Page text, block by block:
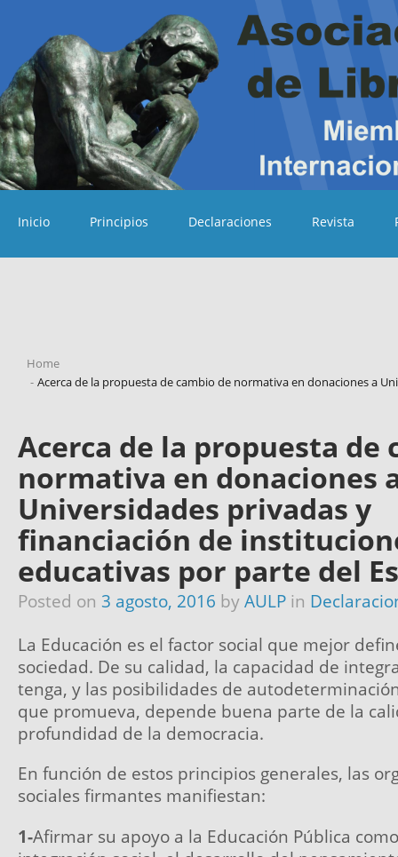
Inicio Principios Declaraciones Revista
Home
- Acerca de la propuesta de cambio de normativa en donaciones a
Acerca de la propuesta de
normativa en donaciones
Universidades privadas y
financiación de
educativas por parte del
Posted on 3 agosto, 2016 byAULP in
La Educación es el factor social que mejor
sociedad. De su calidad, la capacidad de
tenga, y las posibilidades de
que promueva, depende buena parte de la
profundidad de la democracia.
En función de estos principios generales, las
sociales firmantes manifiestan:
1-Afirmar su apoyo a la Educación Pública